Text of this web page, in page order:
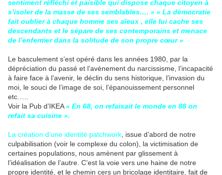
sentiment réfléchi et paisible qui dispose chaque citoyen à
s’isoler de la masse de ses semblables…. » « La démocratie
fait oublier à chaque homme ses aïeux , elle lui cache ses
descendants et le sépare de ses contemporains et menace
de l’enfermer dans la solitude de son propre cœur »
Le basculement s’est opéré dans les années 1980, par la
dépréciation du passé et l’avènement du narcissisme, l’incapacité
à faire face à l’avenir, le déclin du sens historique, l’invasion du
moi, le souci de l’image de soi, l’épanouissement personnel
etc…..
Voir la Pub d’IKEA« En 68, on refaisait le monde en 88 on
refait sa cuisine ».
La création d’une identité patchwork , issue d’abord de notre
culpabilisation (voir le complexe du colon), la victimisation de
certaines populations, nous amènent par glissement à
l’idéalisation de l’autre. C’est la voie vers une haine de notre
propre identité, et le chemin cers un bricolage identitaire, fait de